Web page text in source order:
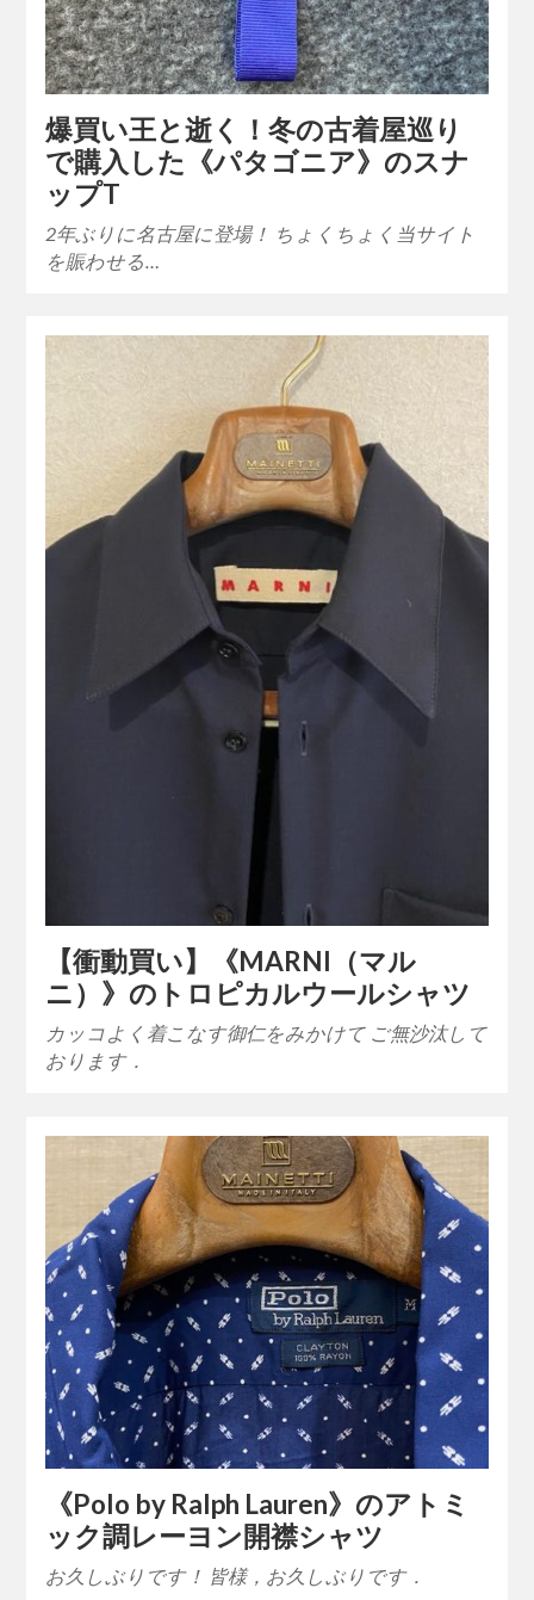
爆買い王と逝く！冬の古着屋巡り
で購入した《パタゴニア》のスナ
ップT
2年ぶりに名古屋に登場！ ちょくちょく当サイト
を賑わせる…
【衝動買い】《MARNI（マル
ニ）》のトロピカルウールシャツ
カッコよく着こなす御仁をみかけて ご無沙汰して
おります．
《Polo by Ralph Lauren》のアトミ
ック調レーヨン開襟シャツ
お久しぶりです！ 皆様，お久しぶりです．